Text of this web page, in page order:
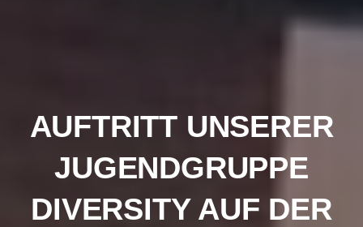
AUFTRITT UNSERER
JUGENDGRUPPE
DIVERSITY AUF DER